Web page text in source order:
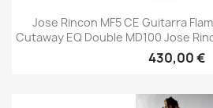
Jose Rincon MF5 CE Guitarra
Cutaway EQ Double MD100 Jose
430,00 €